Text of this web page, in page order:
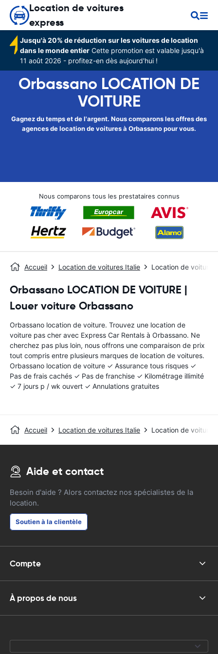
Location de voitures
express
Jusqu'à 20% de réduction sur les voitures de location
dans le monde entier Cette promotion est valable jusqu'à
11 août 2026 - profitez-en dès aujourd'hui !
Orbassano LOCATION DE
VOITURE
Gagnez du temps et de l'argent. Nous comparons les offres des
agences de location de voitures à Orbassano pour vous.
Nous comparons tous les prestataires connus
Accueil Location de voitures Italie Location de voitures
Orbassano LOCATION DE VOITURE |
Louer voiture Orbassano
Orbassano location de voiture. Trouvez une location de
voiture pas cher avec Express Car Rentals à Orbassano. Ne
cherchez pas plus loin, nous offrons une comparaison de prix
tout compris entre plusieurs marques de location de voitures.
Orbassano location de voiture ✓ Assurance tous risques ✓
Pas de frais cachés ✓ Pas de franchise ✓ Kilométrage illimité
✓ 7 jours p / wk ouvert ✓ Annulations gratuites
Accueil Location de voitures Italie Location de voitures
Aide et contact
Besoin d'aide ? Alors contactez nos spécialistes de la
location.
Soutien à la clientèle
Compte
À propos de nous